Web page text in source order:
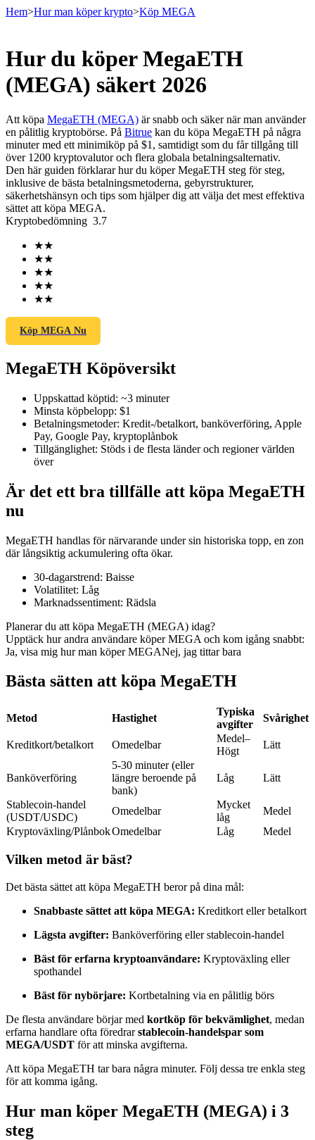
Terminer
USDT Futures
COIN-M Futures
Futures för kryptovaluta
TradFi
USDC Futures
Futures med USDC som säkerhet
Gå med de bästa handlarna
Bli en Copy Trader
Njut av vinstdelning och kopieringshandelsprovisioner
Hem>Hur man köper krypto>Köp MEGA
Hur du köper MegaETH
(MEGA) säkert 2026
Att köpa MegaETH (MEGA) är snabb och säker när man använder
en pålitlig kryptobörse. På Bitrue kan du köpa MegaETH på några
minuter med ett minimiköp på $1, samtidigt som du får tillgång till
över 1200 kryptovalutor och flera globala betalningsalternativ.
Den här guiden förklarar hur du köper MegaETH steg för steg,
inklusive de bästa betalningsmetoderna, gebyrstrukturer,
säkerhetshänsyn och tips som hjälper dig att välja det mest effektiva
sättet att köpa MEGA.
Kryptobedömning 3.7
★★
★★
★★
★★
★★
Köp MEGA Nu
MegaETH Köpöversikt
Uppskattad köptid: ~3 minuter
Minsta köpbelopp: $1
Betalningsmetoder: Kredit-/betalkort, banköverföring, Apple
Pay, Google Pay, kryptoplånbok
Tillgänglighet: Stöds i de flesta länder och regioner världen
över
Är det ett bra tillfälle att köpa MegaETH
nu
MegaETH handlas för närvarande under sin historiska topp, en zon
där långsiktig ackumulering ofta ökar.
30-dagarstrend: Baisse
Volatilitet: Låg
Marknadssentiment: Rädsla
Planerar du att köpa MegaETH (MEGA) idag?
Upptäck hur andra användare köper MEGA och kom igång snabbt:
Ja, visa mig hur man köper MEGANej, jag tittar bara
Bästa sätten att köpa MegaETH
Metod Hastighet
Typiska
avgifter
Svårighet
Kreditkort/betalkort Omedelbar
Medel–
Högt
Lätt
Banköverföring
5-30 minuter (eller
längre beroende på
bank)
Låg Lätt
Stablecoin-handel
(USDT/USDC)
Omedelbar
Mycket
låg
Medel
Kryptoväxling/PlånbokOmedelbar Låg Medel
Vilken metod är bäst?
Det bästa sättet att köpa MegaETH beror på dina mål:
Snabbaste sättet att köpa MEGA: Kreditkort eller betalkort
Lägsta avgifter: Banköverföring eller stablecoin-handel
Bäst för erfarna kryptoanvändare: Kryptoväxling eller
spothandel
Bäst för nybörjare: Kortbetalning via en pålitlig börs
De flesta användare börjar med kortköp för bekvämlighet, medan
erfarna handlare ofta föredrarstablecoin-handelspar som
MEGA/USDT för att minska avgifterna.
Att köpa MegaETH tar bara några minuter. Följ dessa tre enkla steg
för att komma igång.
Hur man köper MegaETH (MEGA) i 3
steg